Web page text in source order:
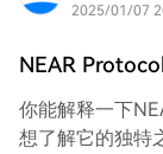
2025/01/07
NEAR
你能解释一下
想了解它的独特